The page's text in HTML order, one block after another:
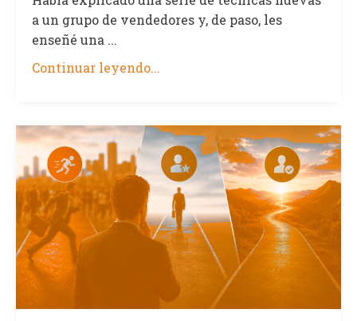
a un grupo de vendedores y, de paso, les
enseñé una ...
Continuar leyendo...